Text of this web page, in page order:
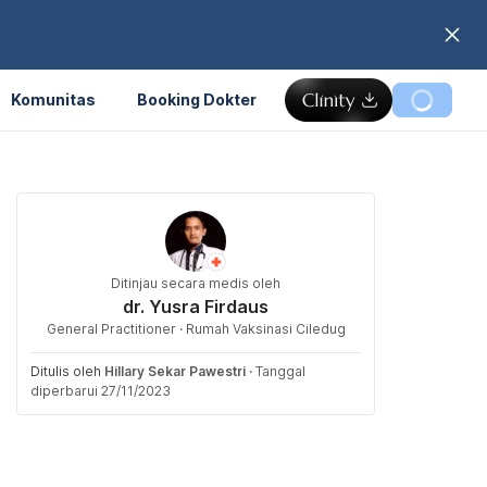
Komunitas Booking Dokter
Ditinjau secara medis oleh
dr. Yusra Firdaus
General Practitioner · Rumah Vaksinasi Ciledug
Ditulis oleh Hillary Sekar Pawestri · Tanggal
diperbarui 27/11/2023